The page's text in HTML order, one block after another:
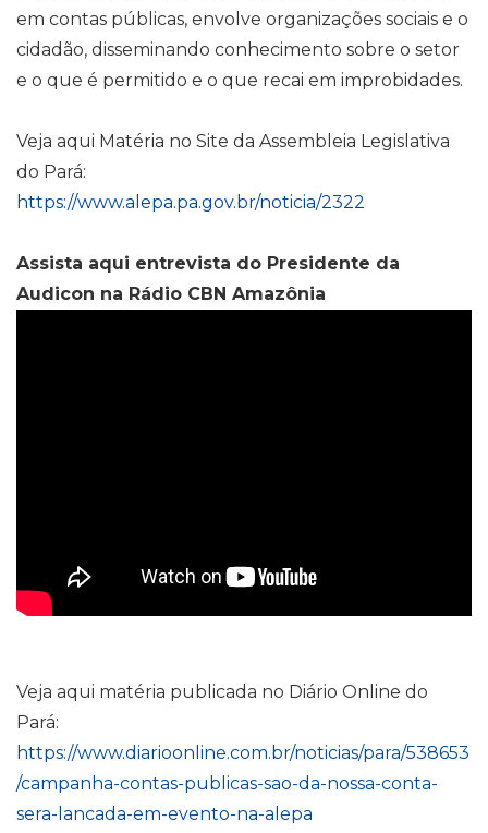
em contas públicas, envolve organizações sociais e o
cidadão, disseminando conhecimento sobre o setor
e o que é permitido e o que recai em improbidades.
Veja aqui Matéria no Site da Assembleia Legislativa
do Pará:
https://www.alepa.pa.gov.br/noticia/2322
Assista aqui entrevista do Presidente da
Audicon na Rádio CBN Amazônia
Veja aqui matéria publicada no Diário Online do
Pará:
https://www.diarioonline.com.br/noticias/para/538653
/campanha-contas-publicas-sao-da-nossa-conta-
sera-lancada-em-evento-na-alepa